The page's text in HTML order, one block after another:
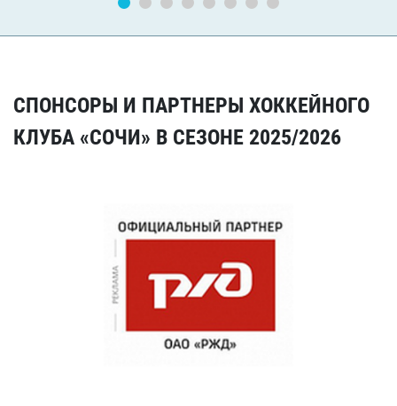
СПОНСОРЫ И ПАРТНЕРЫ ХОККЕЙНОГО
КЛУБА «СОЧИ» В СЕЗОНЕ 2025/2026